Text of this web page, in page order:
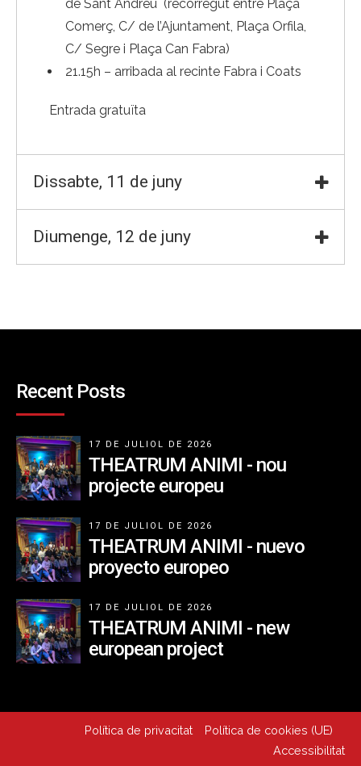
de Sant Andreu (recorregut entre Plaça
Comerç, C/ de l’Ajuntament, Plaça Orfila,
C/ Segre i Plaça Can Fabra)
21.15h – arribada al recinte Fabra i Coats
Entrada gratuïta
Dissabte, 11 de juny
Diumenge, 12 de juny
Recent Posts
17 DE JULIOL DE 2026
THEATRUM ANIMI - nou
projecte europeu
17 DE JULIOL DE 2026
THEATRUM ANIMI - nuevo
proyecto europeo
17 DE JULIOL DE 2026
THEATRUM ANIMI - new
european project
Política de privacitat
Política de cookies (UE)
Accessibilitat